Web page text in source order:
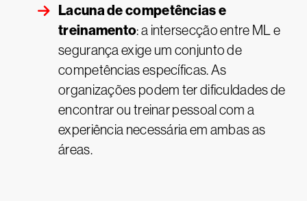
Lacuna de competências e
treinamento: a intersecção entre ML e
segurança exige um conjunto de
competências específicas. As
organizações podem ter dificuldades de
encontrar ou treinar pessoal com a
experiência necessária em ambas as
áreas.